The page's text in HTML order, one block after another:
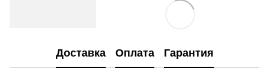
Доставка Оплата Гарантия